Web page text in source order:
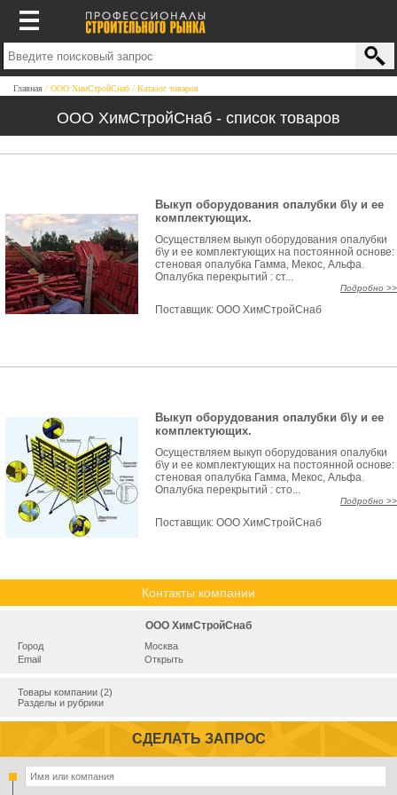
Главная ООО ХимСтройСнаб Каталог товаров
ООО ХимСтройСнаб - список товаров
Выкуп оборудования опалубки б\у и ее
комплектующих.
Осуществляем выкуп оборудования опалубки
б\у и ее комплектующих на постоянной основе:
стеновая опалубка Гамма, Мекос, Альфа.
Опалубка перекрытий : ст...
Подробно >>
Поставщик: ООО ХимСтройСнаб
Выкуп оборудования опалубки б\у и ее
комплектующих.
Осуществляем выкуп оборудования опалубки
б\у и ее комплектующих на постоянной основе:
стеновая опалубка Гамма, Мекос, Альфа.
Опалубка перекрытий : сто...
Подробно >>
Поставщик: ООО ХимСтройСнаб
Контакты компании
ООО ХимСтройСнаб
Город
Москва
Email
Открыть
Товары компании (2)
Разделы и рубрики
СДЕЛАТЬ ЗАПРОС